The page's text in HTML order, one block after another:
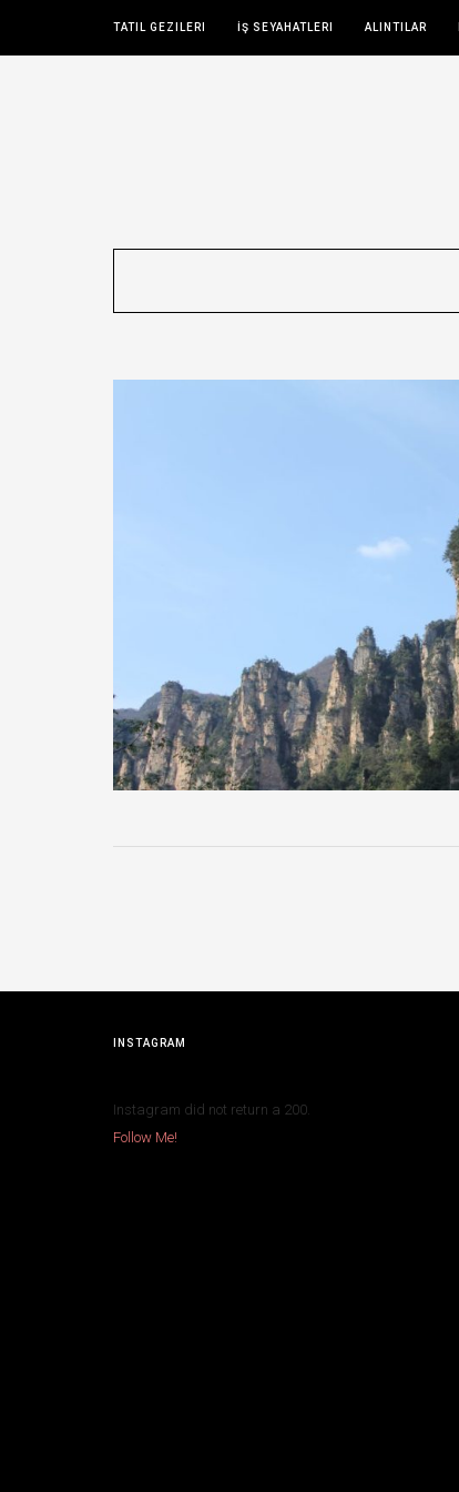
TATIL GEZILERI İŞ SEYAHATLERI ALINTILAR
INSTAGRAM
Instagram did not return a 200.
Follow Me!